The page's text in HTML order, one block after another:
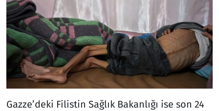
Gazze’deki Filistin Sağlık Bakanlığı ise son 24